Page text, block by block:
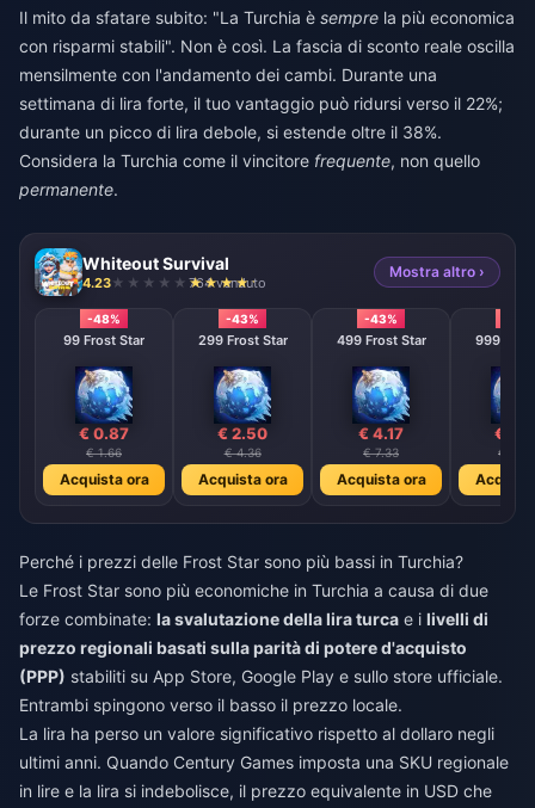
Il mito da sfatare subito: "La Turchia è sempre la più economica
con risparmi stabili". Non è così. La fascia di sconto reale oscilla
mensilmente con l'andamento dei cambi. Durante una
settimana di lira forte, il tuo vantaggio può ridursi verso il 22%;
durante un picco di lira debole, si estende oltre il 38%.
Considera la Turchia come il vincitore frequente, non quello
permanente.
Whiteout Survival
4.23 764 venduto
Mostra altro ›
-48%
99 Frost Star
€ 0.87
€ 1.66
Acquista ora
-43%
299 Frost Star
€ 2.50
€ 4.36
Acquista ora
-43%
499 Frost Star
€ 4.17
€ 7.33
Acquista ora
999
€
€
Perché i prezzi delle Frost Star sono più bassi in Turchia?
Le Frost Star sono più economiche in Turchia a causa di due
forze combinate: la svalutazione della lira turca e i livelli di
prezzo regionali basati sulla parità di potere d'acquisto
(PPP) stabiliti su App Store, Google Play e sullo store ufficiale.
Entrambi spingono verso il basso il prezzo locale.
La lira ha perso un valore significativo rispetto al dollaro negli
ultimi anni. Quando Century Games imposta una SKU regionale
in lire e la lira si indebolisce, il prezzo equivalente in USD che